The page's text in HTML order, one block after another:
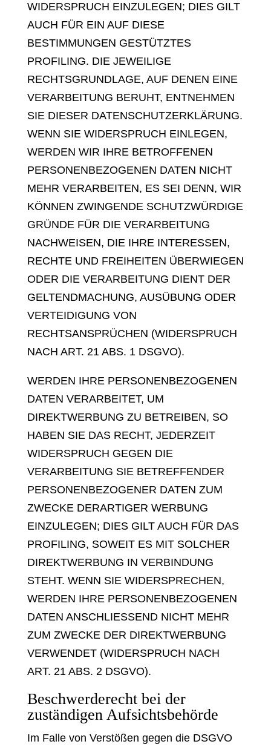
WIDERSPRUCH EINZULEGEN; DIES GILT
AUCH FÜR EIN AUF DIESE
BESTIMMUNGEN GESTÜTZTES
PROFILING. DIE JEWEILIGE
RECHTSGRUNDLAGE, AUF DENEN EINE
VERARBEITUNG BERUHT, ENTNEHMEN
SIE DIESER DATENSCHUTZERKLÄRUNG.
WENN SIE WIDERSPRUCH EINLEGEN,
WERDEN WIR IHRE BETROFFENEN
PERSONENBEZOGENEN DATEN NICHT
MEHR VERARBEITEN, ES SEI DENN, WIR
KÖNNEN ZWINGENDE SCHUTZWÜRDIGE
GRÜNDE FÜR DIE VERARBEITUNG
NACHWEISEN, DIE IHRE INTERESSEN,
RECHTE UND FREIHEITEN ÜBERWIEGEN
ODER DIE VERARBEITUNG DIENT DER
GELTENDMACHUNG, AUSÜBUNG ODER
VERTEIDIGUNG VON
RECHTSANSPRÜCHEN (WIDERSPRUCH
NACH ART. 21 ABS. 1 DSGVO).
WERDEN IHRE PERSONENBEZOGENEN
DATEN VERARBEITET, UM
DIREKTWERBUNG ZU BETREIBEN, SO
HABEN SIE DAS RECHT, JEDERZEIT
WIDERSPRUCH GEGEN DIE
VERARBEITUNG SIE BETREFFENDER
PERSONENBEZOGENER DATEN ZUM
ZWECKE DERARTIGER WERBUNG
EINZULEGEN; DIES GILT AUCH FÜR DAS
PROFILING, SOWEIT ES MIT SOLCHER
DIREKTWERBUNG IN VERBINDUNG
STEHT. WENN SIE WIDERSPRECHEN,
WERDEN IHRE PERSONENBEZOGENEN
DATEN ANSCHLIESSEND NICHT MEHR
ZUM ZWECKE DER DIREKTWERBUNG
VERWENDET (WIDERSPRUCH NACH
ART. 21 ABS. 2 DSGVO).
Beschwerde­recht bei der
zuständigen Aufsichts­behörde
Im Falle von Verstößen gegen die DSGVO